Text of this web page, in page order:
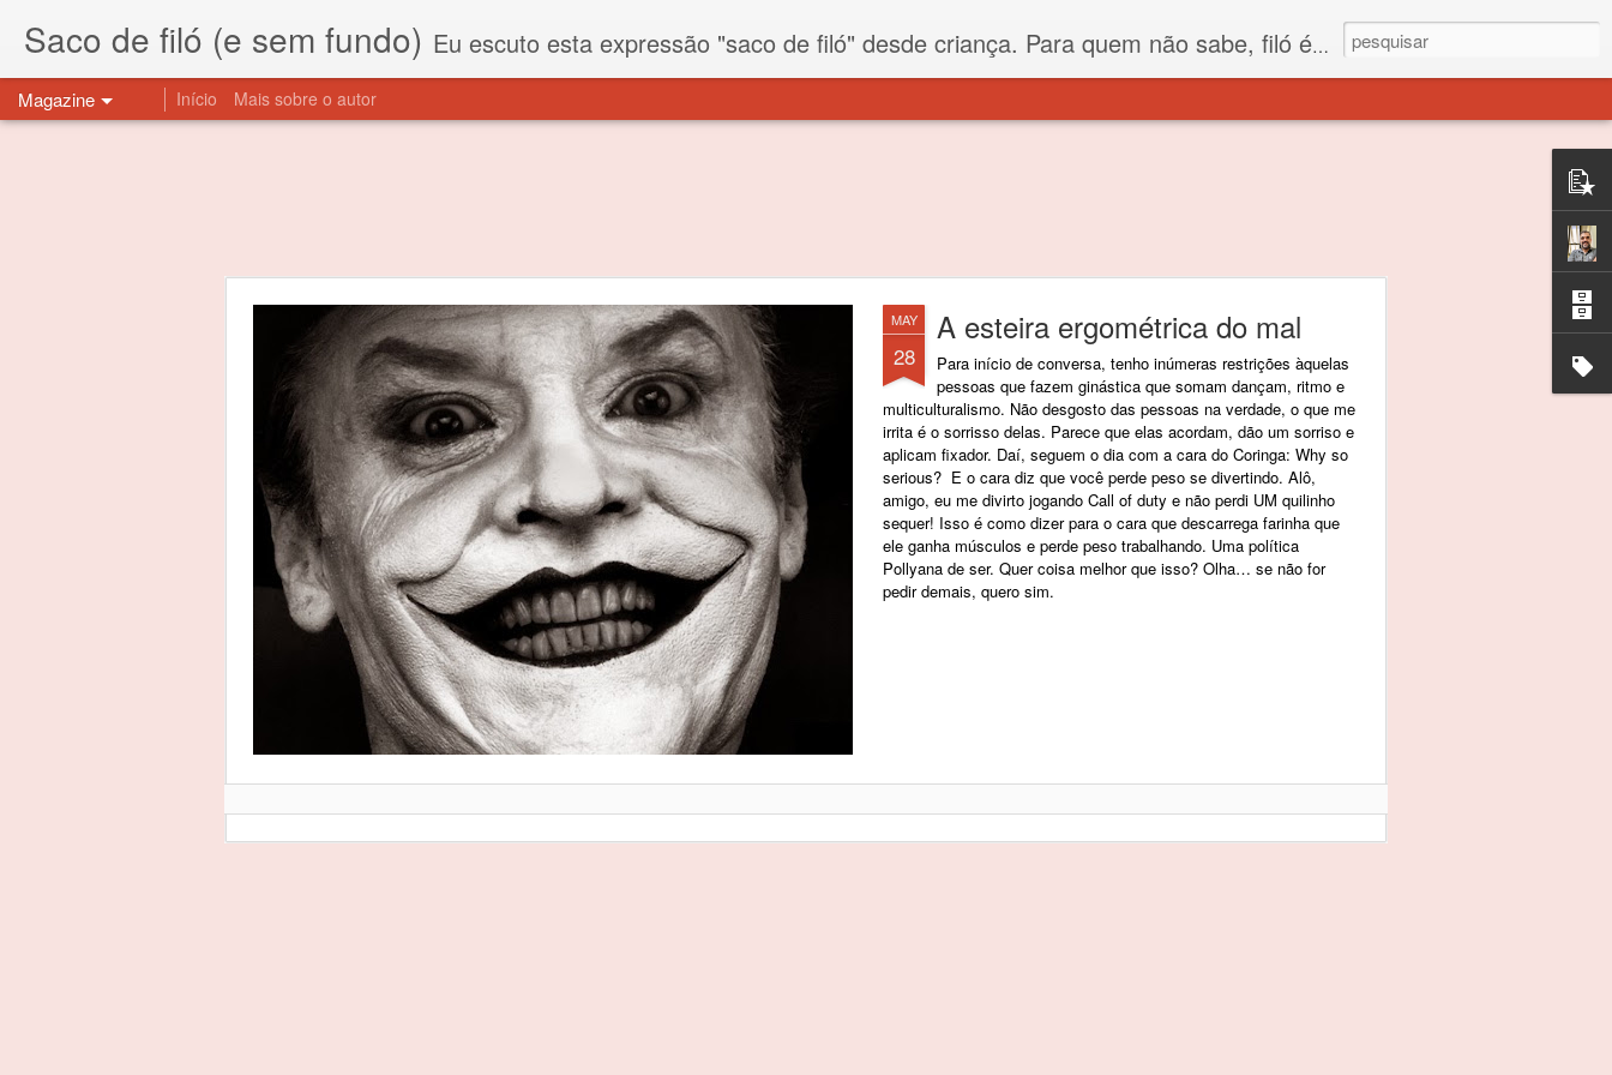
Saco de filó (e sem fundo) Eu escuto esta expressão "saco de filó" desde criança. Para quem não sabe, filó é um tecido todo furadinho e permite que um saco feito com ele, mesmo que muito exposto ao ar soprado para dentro, nunca vai se encher. Aí está o propósito deste nome... Para viver em sociedade tem que ter saco de filó.
Magazine Início Mais sobre o autor
MAY
28
A esteira ergométrica do mal
Para início de conversa, tenho inúmeras restrições àquelas
pessoas que fazem ginástica que somam dançam, ritmo e
multiculturalismo. Não desgosto das pessoas na verdade, o que me
irrita é o sorrisso delas. Parece que elas acordam, dão um sorriso e
aplicam fixador. Daí, seguem o dia com a cara do Coringa: Why so
serious? E o cara diz que você perde peso se divertindo. Alô,
amigo, eu me divirto jogando Call of duty e não perdi UM quilinho
sequer! Isso é como dizer para o cara que descarrega farinha que
ele ganha músculos e perde peso trabalhando. Uma política
Pollyana de ser. Quer coisa melhor que isso? Olha… se não for
pedir demais, quero sim.